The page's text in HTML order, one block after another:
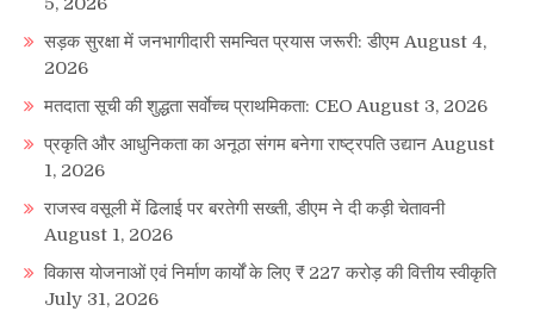
सड़क सुरक्षा में जनभागीदारी समन्वित प्रयास जरूरी: डीएम August 4,
2026
मतदाता सूची की शुद्धता सर्वाेच्च प्राथमिकता: CEO August 3, 2026
प्रकृति और आधुनिकता का अनूठा संगम बनेगा राष्ट्रपति उद्यान August
1, 2026
राजस्व वसूली में ढिलाई पर बरतेगी सख्ती, डीएम ने दी कड़ी चेतावनी
August 1, 2026
विकास योजनाओं एवं निर्माण कार्यों के लिए ₹ 227 करोड़ की वित्तीय स्वीकृति
July 31, 2026